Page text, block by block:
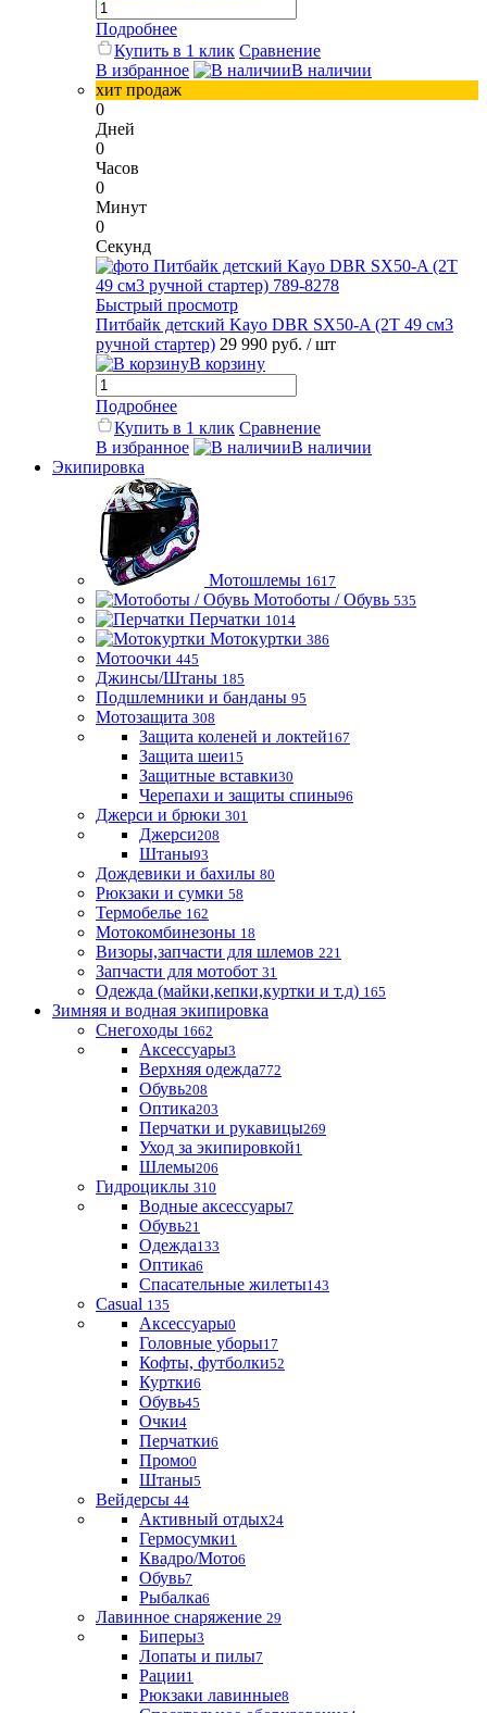
Подробнее
Купить в 1 клик Сравнение
В избранное
В наличии
хит продаж
0
Дней
0
Часов
0
Минут
0
Секунд
Быстрый просмотр
Питбайк детский Kayo DBR SX50-A (2T 49 см3
ручной стартер) 29 990 руб. / шт
В корзину
Подробнее
Купить в 1 клик Сравнение
В избранное
В наличии
Экипировка
Мотошлемы 1617
Мотоботы / Обувь 535
Перчатки 1014
Мотокуртки 386
Мотоочки 445
Джинсы/Штаны 185
Подшлемники и банданы 95
Мотозащита 308
Защита коленей и локтей167
Защита шеи15
Защитные вставки30
Черепахи и защиты спины96
Джерси и брюки 301
Джерси208
Штаны93
Дождевики и бахилы 80
Рюкзаки и сумки 58
Термобелье 162
Мотокомбинезоны 18
Визоры,запчасти для шлемов 221
Запчасти для мотобот 31
Одежда (майки,кепки,куртки и т.д) 165
Зимняя и водная экипировка
Снегоходы 1662
Аксессуары3
Верхняя одежда772
Обувь208
Оптика203
Перчатки и рукавицы269
Уход за экипировкой1
Шлемы206
Гидроциклы 310
Водные аксессуары7
Обувь21
Одежда133
Оптика6
Спасательные жилеты143
Casual 135
Аксессуары0
Головные уборы17
Кофты, футболки52
Куртки6
Обувь45
Очки4
Перчатки6
Промо0
Штаны5
Вейдерсы 44
Активный отдых24
Гермосумки1
Квадро/Мото6
Обувь7
Рыбалка6
Лавинное снаряжение 29
Биперы3
Лопаты и пилы7
Рации1
Рюкзаки лавинные8